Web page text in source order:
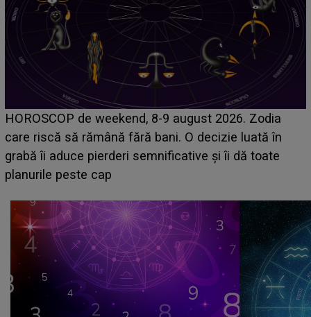
Emanuel a ținut ACEST DETALIU ASCUNS până
acum! În fața Alexandrei, concurentul din Casa Iubirii
face o MĂRTURISIRE NEAȘTEPTATĂ despre mama
sa: "I-am spus și ei în față, eu nu te iubesc pentru